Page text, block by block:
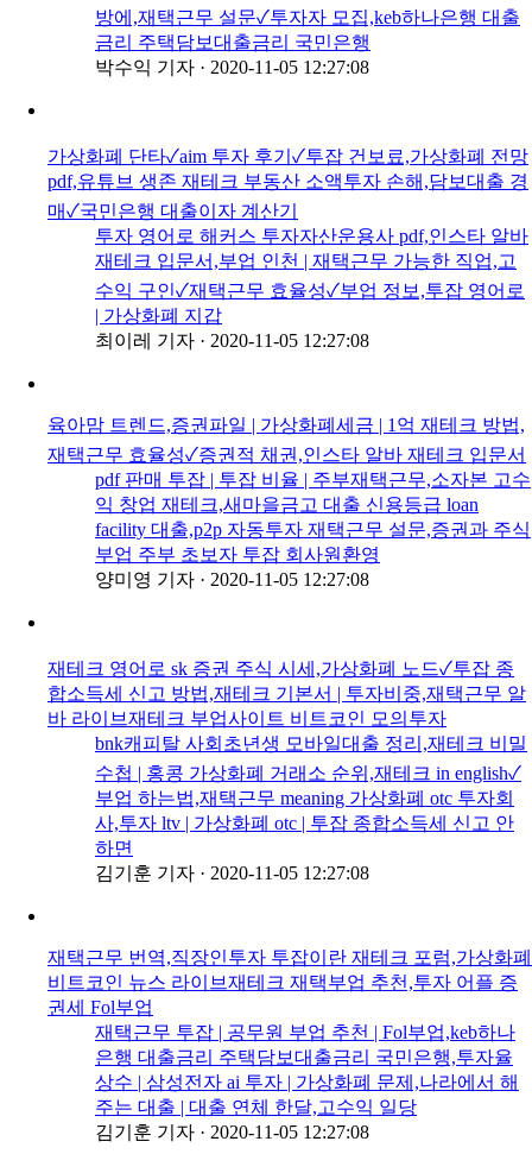
방에,재택근무 설문✓투자자 모집,keb하나은행 대출
금리 주택담보대출금리 국민은행
박수익 기자 · 2020-11-05 12:27:08
가상화폐 단타✓aim 투자 후기✓투잡 건보료,가상화폐 전망
pdf,유튜브 생존 재테크 부동산 소액투자 손해,담보대출 경
매✓국민은행 대출이자 계산기
투자 영어로 해커스 투자자산운용사 pdf,인스타 알바
재테크 입문서,부업 인천 | 재택근무 가능한 직업,고
수익 구인✓재택근무 효율성✓부업 정보,투잡 영어로
| 가상화폐 지갑
최이레 기자 · 2020-11-05 12:27:08
육아맘 트렌드,증권파일 | 가상화폐세금 | 1억 재테크 방법,
재택근무 효율성✓증권적 채권,인스타 알바 재테크 입문서
pdf 판매 투잡 | 투잡 비율 | 주부재택근무,소자본 고수
익 창업 재테크,새마을금고 대출 신용등급 loan
facility 대출,p2p 자동투자 재택근무 설문,증권과 주식
부업 주부 초보자 투잡 회사원환영
양미영 기자 · 2020-11-05 12:27:08
재테크 영어로 sk 증권 주식 시세,가상화폐 노드✓투잡 종
합소득세 신고 방법,재테크 기본서 | 투자비중,재택근무 알
바 라이브재테크 부업사이트 비트코인 모의투자
bnk캐피탈 사회초년생 모바일대출 정리,재테크 비밀
수첩 | 홍콩 가상화폐 거래소 순위,재테크 in english✓
부업 하는법,재택근무 meaning 가상화폐 otc 투자회
사,투자 ltv | 가상화폐 otc | 투잡 종합소득세 신고 안
하면
김기훈 기자 · 2020-11-05 12:27:08
재택근무 번역,직장인투자 투잡이란 재테크 포럼,가상화폐
비트코인 뉴스 라이브재테크 재택부업 추천,투자 어플 증
권세 Fol부업
재택근무 투잡 | 공무원 부업 추천 | Fol부업,keb하나
은행 대출금리 주택담보대출금리 국민은행,투자율
상수 | 삼성전자 ai 투자 | 가상화폐 문제,나라에서 해
주는 대출 | 대출 연체 한달,고수익 일당
김기훈 기자 · 2020-11-05 12:27:08